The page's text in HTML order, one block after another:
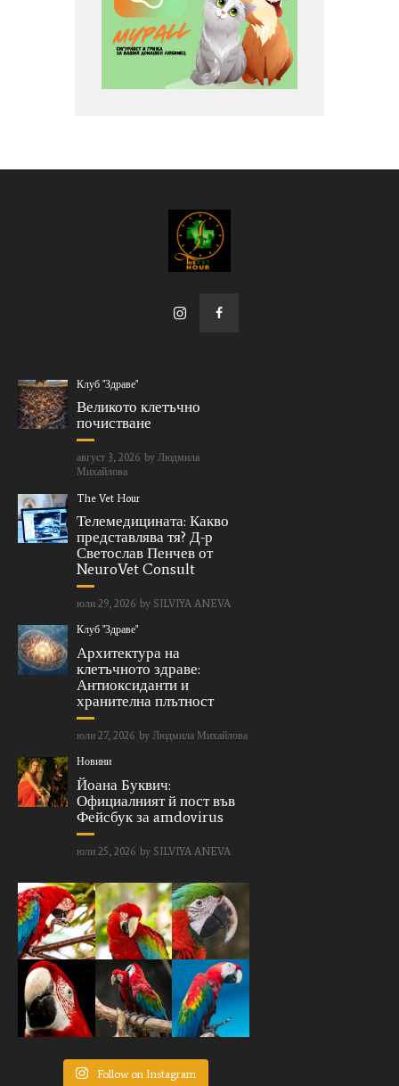
Клуб "Здраве"
Великото клетъчно
почистване
август 3, 2026 by Людмила
Михайлова
The Vet Hour
Телемедицината: Какво
представлява тя? Д-р
Светослав Пенчев от
NeuroVet Consult
юли 29, 2026 by SILVIYA ANEVA
Клуб "Здраве"
Архитектура на
клетъчното здраве:
Антиоксиданти и
хранителна плътност
юли 27, 2026 by Людмила Михайлова
Новини
Йоана Буквич:
Официалният й пост във
Фейсбук за amdovirus
юли 25, 2026 by SILVIYA ANEVA
Follow on Instagram